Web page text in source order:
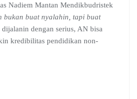
Nadiem Mantan Mendikbudristek
bukan buat nyalahin, tapi buat
dengan serius, AN bisa
kredibilitas pendidikan non-